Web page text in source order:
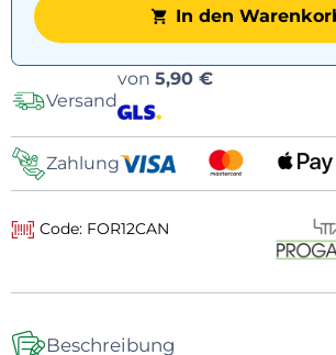
In den
Versand
von 5,90 €
Zahlung
Code: FOR12CAN
Beschreibung